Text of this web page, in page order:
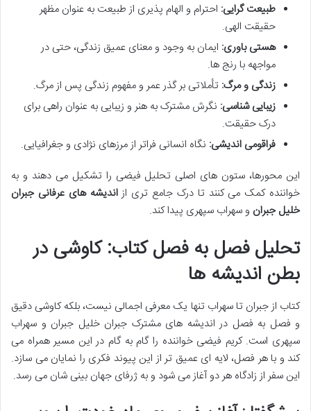
طبیعت گرایی: احترام و الهام پذیری از طبیعت به عنوان مظهر
حقیقت الهی.
هستی باوری: ایمان به وجود و معنای عمیق زندگی، حتی در
مواجهه با رنج ها.
زندگی و مرگ: تأملاتی بر گذر عمر و مفهوم زندگی پس از مرگ.
زیبایی شناسی: نگرش مشترک به هنر و زیبایی به عنوان راهی برای
درک حقیقت.
فراقومی اندیشی: نگاه انسانی فراتر از مرزهای نژادی و جغرافیایی.
این محورها، ستون های اصلی تحلیل فیضی را تشکیل می دهند و به
خواننده کمک می کنند تا درک جامع تری ازاندیشه های عرفانی جبران
خلیل جبران و سهراب سپهری پیدا کند.
تحلیل فصل به فصل کتاب: کاوشی در
بطن اندیشه ها
کتاب از جبران تا سهراب تنها یک معرفی اجمالی نیست، بلکه کاوشی دقیق
و فصل به فصل در اندیشه های مشترک جبران خلیل جبران و سهراب
سپهری است. کریم فیضی خواننده را گام به گام در این مسیر همراه می
کند و با هر فصل، لایه ای عمیق تر از این پیوند فکری را نمایان می سازد.
این سفر از زادگاه هر دو آغاز می شود و به ژرفای جهان بینی شان می رسد.